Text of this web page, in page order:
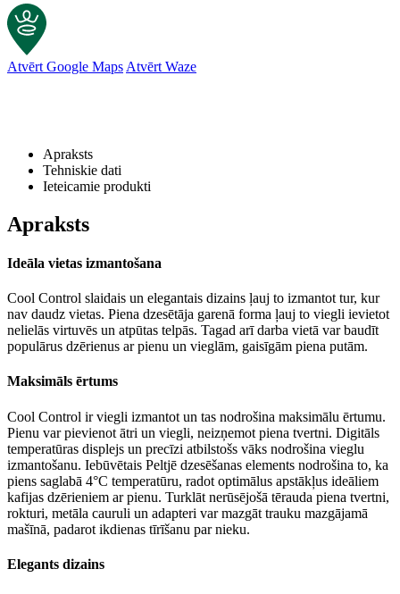
Atvērt Google Maps Atvērt Waze
Apraksts
Tehniskie dati
Ieteicamie produkti
Apraksts
Ideāla vietas izmantošana
Cool Control slaidais un elegantais dizains ļauj to izmantot tur, kur
nav daudz vietas. Piena dzesētāja garenā forma ļauj to viegli ievietot
nelielās virtuvēs un atpūtas telpās. Tagad arī darba vietā var baudīt
populārus dzērienus ar pienu un vieglām, gaisīgām piena putām.
Maksimāls ērtums
Cool Control ir viegli izmantot un tas nodrošina maksimālu ērtumu.
Pienu var pievienot ātri un viegli, neizņemot piena tvertni. Digitāls
temperatūras displejs un precīzi atbilstošs vāks nodrošina vieglu
izmantošanu. Iebūvētais Peltjē dzesēšanas elements nodrošina to, ka
piens saglabā 4°C temperatūru, radot optimālus apstākļus ideāliem
kafijas dzērieniem ar pienu. Turklāt nerūsējošā tērauda piena tvertni,
rokturi, metāla cauruli un adapteri var mazgāt trauku mazgājamā
mašīnā, padarot ikdienas tīrīšanu par nieku.
Elegants dizains